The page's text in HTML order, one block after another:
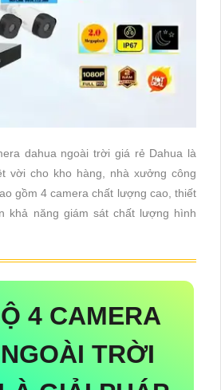
dahua ngoài trời giá rẻ Dahua là
vời cho kho hàng, nhà xưởng công
gồm 4 camera chất lượng cao, thiết
khả năng giám sát chất lượng hình
4 CAMERA
TRỜI